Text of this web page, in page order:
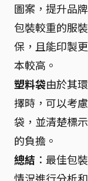
圖案，提升品
包裝較重的服裝
保，且能印製
本較高。
塑料袋由於其
擇時，可以考
袋，並清楚標
的負擔。
總結 ：最佳包